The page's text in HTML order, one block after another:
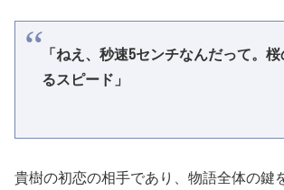
「ねえ、秒速5センチなんだって。
るスピード」
貴樹の初恋の相手であり、物語全体の鍵